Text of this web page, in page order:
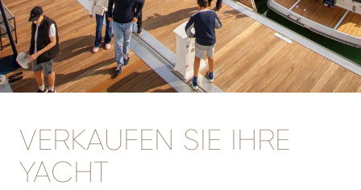
VERKAUFEN SIE IHRE
YACHT